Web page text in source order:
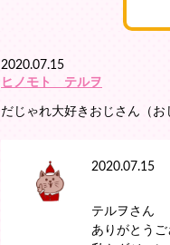
2020.07.15
ヒノモト テルヲ
だじゃれ大好きおじさん（
2020.07.15
テルヲさん
ありがとうご